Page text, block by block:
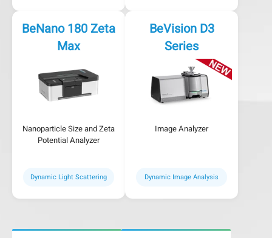
BeNano 180 Zeta
Max
Nanoparticle Size and Zeta
Potential Analyzer
Dynamic Light Scattering
BeVision D3
Series
Image Analyzer
Dynamic Image Analysis